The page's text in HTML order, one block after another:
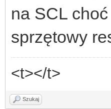
na SCL
sprzętowy
<t></t>
Szukaj